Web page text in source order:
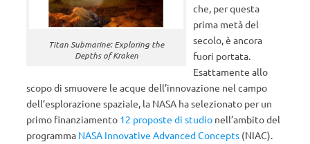
Titan Submarine: Exploring the
Depths of Kraken
che, per questa
prima metà del
secolo, è ancora
fuori portata.
Esattamente allo
scopo di smuovere le acque dell’innovazione nel campo
dell’esplorazione spaziale, la NASA ha selezionato per un
primo finanziamento 12 proposte di studio nell’ambito del
programma NASA Innovative Advanced Concepts (NIAC).